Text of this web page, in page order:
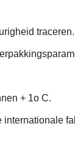
traceren.
+ 1o C.